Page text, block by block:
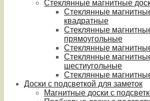
Стеклянные магнитные
Стеклянные
квадратные
Стеклянные
прямоугольные
Стеклянные
Стеклянные
шестиугольные
Стеклянные
Доски с подсветкой для заметок
Магнитные доски с